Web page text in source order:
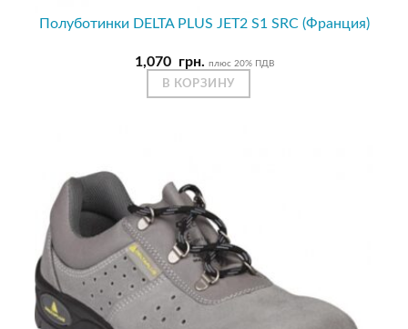
Полуботинки DELTA PLUS JET2 S1 SRC (Франция)
1,070 грн. плюс 20% ПДВ
В КОРЗИНУ